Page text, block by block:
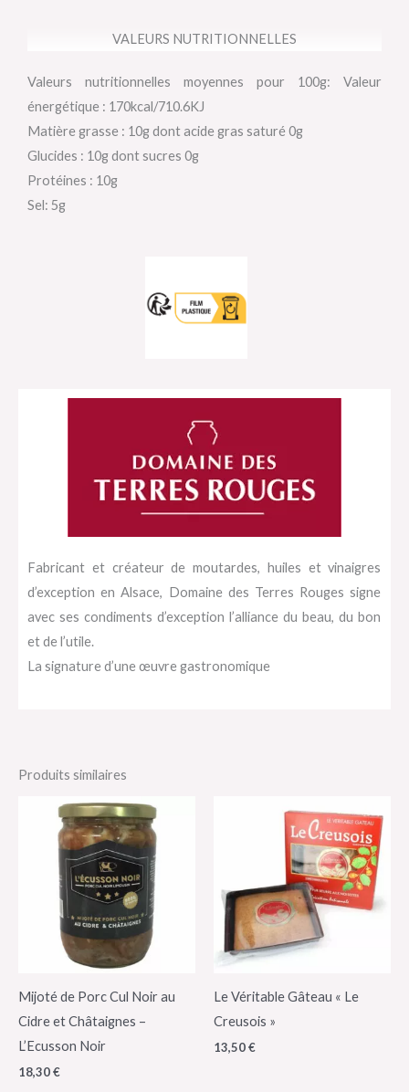
VALEURS NUTRITIONNELLES
Valeurs nutritionnelles moyennes pour 100g: Valeur
énergétique : 170kcal/710.6KJ
Matière grasse : 10g dont acide gras saturé 0g
Glucides : 10g dont sucres 0g
Protéines : 10g
Sel: 5g
Fabricant et créateur de moutardes, huiles et vinaigres
d’exception en Alsace, Domaine des Terres Rouges signe
avec ses condiments d’exception l’alliance du beau, du bon
et de l’utile.
La signature d’une œuvre gastronomique
Produits similaires
Mijoté de Porc Cul Noir au
Cidre et Châtaignes –
L’Ecusson Noir
18,30€
Le Véritable Gâteau « Le
Creusois »
13,50€